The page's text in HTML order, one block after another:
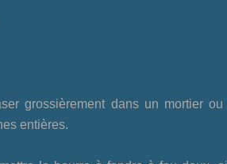
grossièrement dans un mortier
entières.